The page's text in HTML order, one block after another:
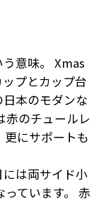
意味。 Xmas
プとカップ台
本のモダンな
赤のチュールレ
にサポートも
は両サイド小
ています。 赤